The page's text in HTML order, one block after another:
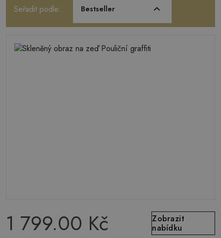
Seřadit podle:
Bestseller
1 799.00 Kč
Zobrazit
nabídku